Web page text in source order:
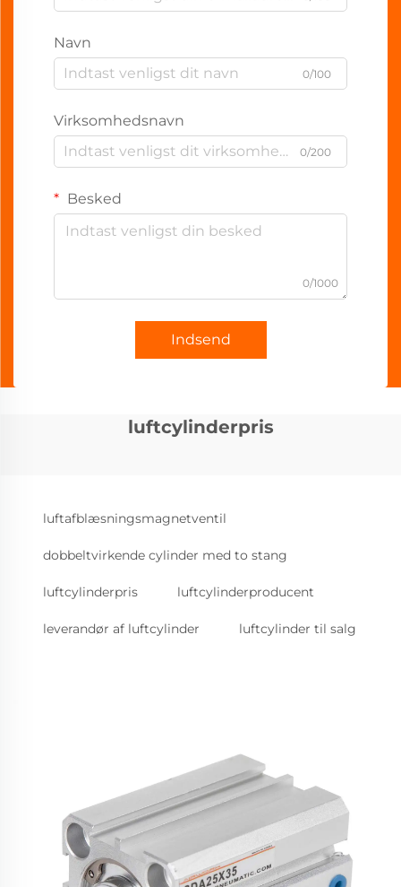
Navn
0/100
Virksomhedsnavn
0/200
Besked
0/1000
Indsend
luftcylinderpris
luftafblæsningsmagnetventil
dobbeltvirkende cylinder med to stang
luftcylinderpris luftcylinderproducent
leverandør af luftcylinder luftcylinder til salg